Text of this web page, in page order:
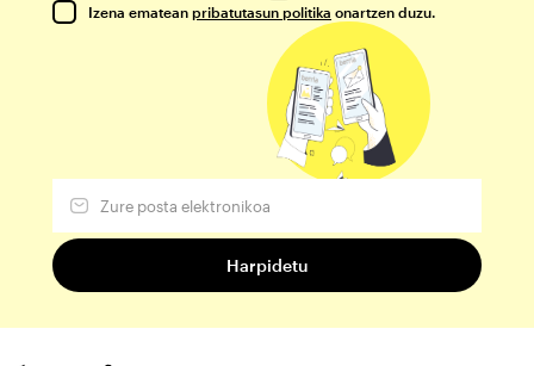
Izena ematean pribatutasun politika onartzen duzu.